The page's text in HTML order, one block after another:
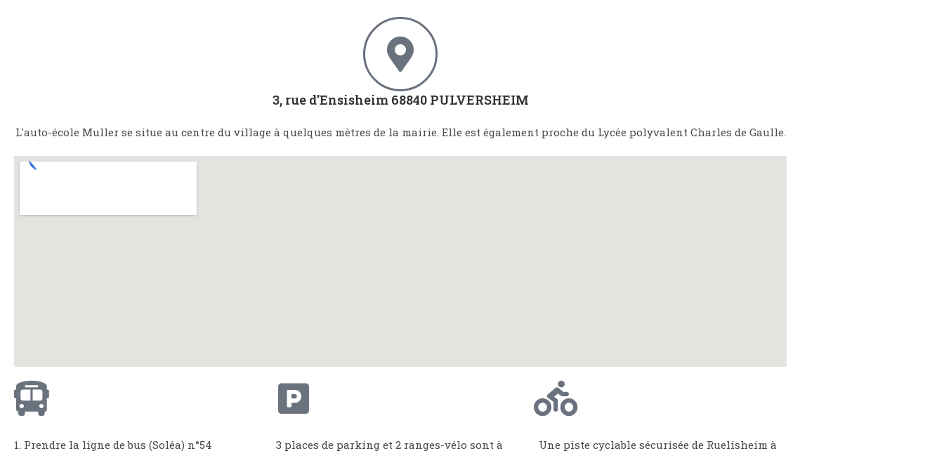
3, rue d'Ensisheim 68840 PULVERSHEIM
L'auto-école Muller se situe au centre du village à quelques mètres de la mairie. Elle est également proche du Lycée polyvalent Charles de Gaulle.
1. Prendre la ligne de bus (Soléa) n°54
3 places de parking et 2 ranges-vélo sont à
Une piste cyclable sécurisée de Ruelisheim à